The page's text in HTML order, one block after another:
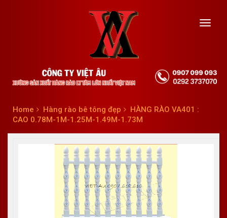
Home Hàng rào bê tông đẹp
HÀNG RÀO VA401 :
CAO 0.78M-1M-1.25M-1.49M-1.73M